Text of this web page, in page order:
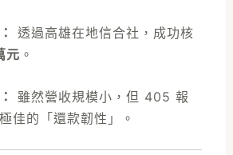
透過高雄在地信合社，成功核
元 。
雖然營收規模小，但 405 報
佳的「還款韌性」。